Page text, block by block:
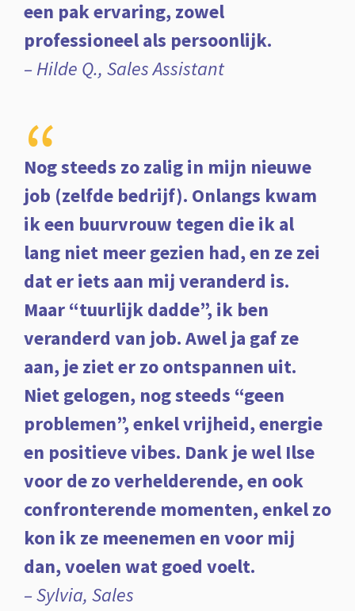
een pak ervaring, zowel
professioneel als persoonlijk.
– Hilde Q., Sales Assistant
“
Nog steeds zo zalig in mijn nieuwe
job (zelfde bedrijf). Onlangs kwam
ik een buurvrouw tegen die ik al
lang niet meer gezien had, en ze zei
dat er iets aan mij veranderd is.
Maar “tuurlijk dadde”, ik ben
veranderd van job. Awel ja gaf ze
aan, je ziet er zo ontspannen uit.
Niet gelogen, nog steeds “geen
problemen”, enkel vrijheid, energie
en positieve vibes. Dank je wel Ilse
voor de zo verhelderende, en ook
confronterende momenten, enkel zo
kon ik ze meenemen en voor mij
dan, voelen wat goed voelt.
– Sylvia, Sales